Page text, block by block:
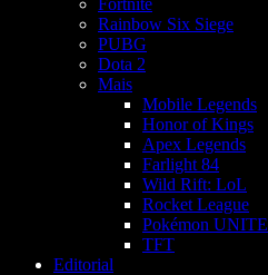
Fortnite
Rainbow Six Siege
PUBG
Dota 2
Mais
Mobile Legends
Honor of Kings
Apex Legends
Farlight 84
Wild Rift: LoL
Rocket League
Pokémon UNITE
TFT
Editorial